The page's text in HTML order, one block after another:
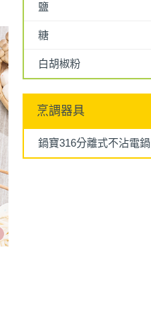
鹽
糖
白胡椒粉
烹調器具
鍋寶316分離式不沾電鍋